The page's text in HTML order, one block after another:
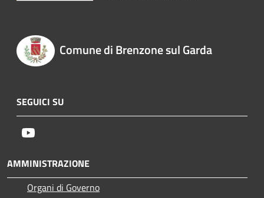
Comune di Brenzone sul Garda
SEGUICI SU
AMMINISTRAZIONE
Organi di Governo